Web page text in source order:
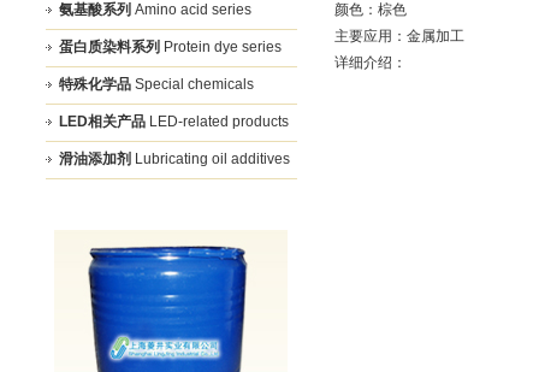
氨基酸系列 Amino acid series
蛋白质染料系列 Protein dye series
特殊化学品 Special chemicals
LED相关产品 LED-related products
滑油添加剂 Lubricating oil additives
颜色：棕色
主要应用：金属加工
详细介绍：